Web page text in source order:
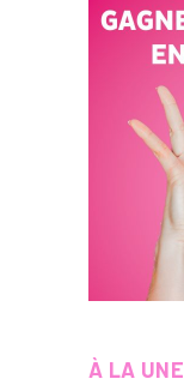
À LA UNE